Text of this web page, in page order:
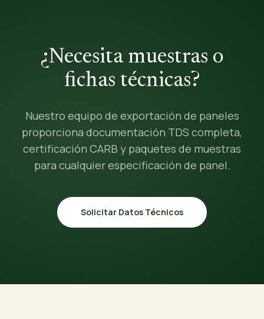
¿Necesita muestras o
fichas técnicas?
Nuestro equipo de exportación de paneles
proporciona documentación TDS completa,
certificación CARB y paquetes de muestras
para cualquier especificación de panel.
Solicitar Datos Técnicos